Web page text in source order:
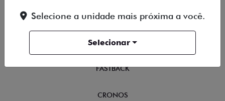
FASTBACK HYBRID
PULSE
FASTBACK
CRONOS
Selecione a unidade mais próxima a você.
Selecionar